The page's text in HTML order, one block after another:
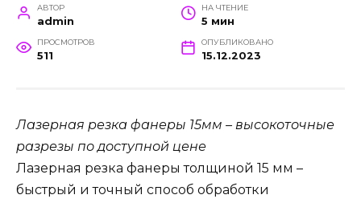
АВТОР
admin
НА ЧТЕНИЕ
5 мин
ПРОСМОТРОВ
511
ОПУБЛИКОВАНО
15.12.2023
Лазерная резка фанеры 15мм – высокоточные
разрезы по доступной цене
Лазерная резка фанеры толщиной 15 мм –
быстрый и точный способ обработки